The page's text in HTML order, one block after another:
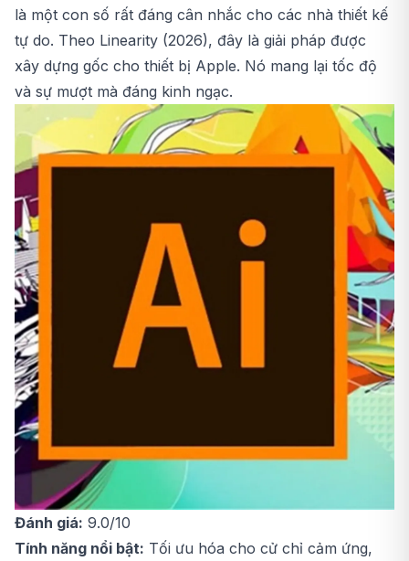
là một con số rất đáng cân nhắc cho các nhà thiết kế
tự do. Theo Linearity (2026), đây là giải pháp được
xây dựng gốc cho thiết bị Apple. Nó mang lại tốc độ
và sự mượt mà đáng kinh ngạc.
Đánh giá: 9.0/10
Tính năng nổi bật: Tối ưu hóa cho cử chỉ cảm ứng,